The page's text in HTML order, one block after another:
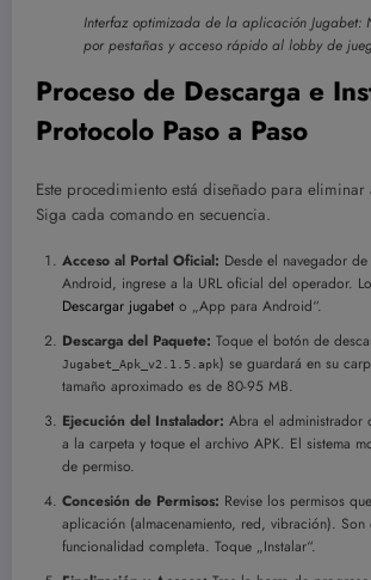
Interfaz optimizada de la aplicación Jugabet:
por pestañas y acceso rápido al lobby de
Proceso de Descarga e
Protocolo Paso a Paso
Este procedimiento está diseñado para
Siga cada comando en secuencia.
Acceso al Portal Oficial: Desde el navegador
Android, ingrese a la URL oficial del operador.
Descargar jugabet o „App para Android“.
Descarga del Paquete: Toque el botón de
Jugabet_Apk_v2.1.5.apk) se guardará en su
tamaño aproximado es de 80-95 MB.
Ejecución del Instalador: Abra el administrador
a la carpeta y toque el archivo APK. El sistema
de permiso.
Concesión de Permisos: Revise los permisos
aplicación (almacenamiento, red, vibración). Son
funcionalidad completa. Toque „Instalar“.